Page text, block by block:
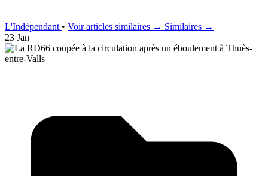
L'Indépendant • Voir articles similaires → Similaires →
23 Jan